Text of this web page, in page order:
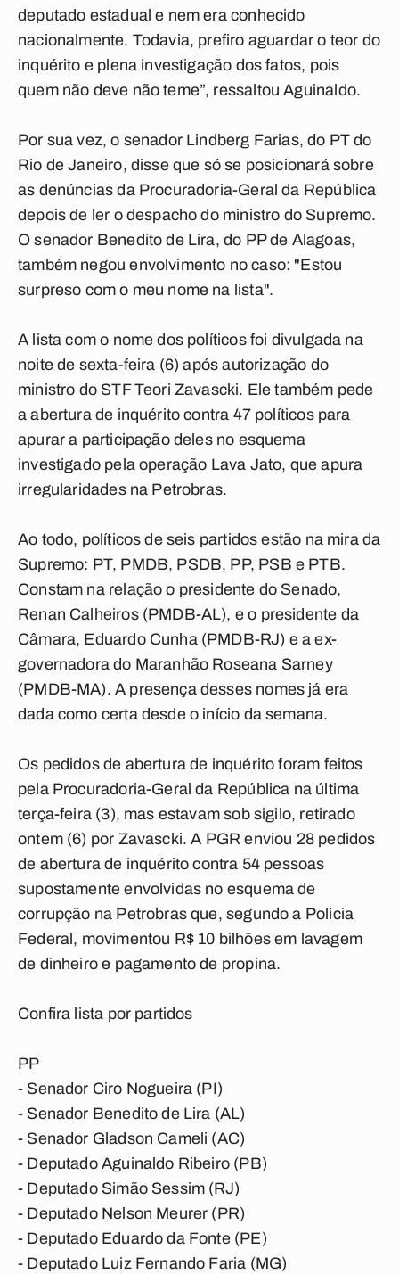
deputado estadual e nem era conhecido
nacionalmente. Todavia, prefiro aguardar o teor do
inquérito e plena investigação dos fatos, pois
quem não deve não teme”, ressaltou Aguinaldo.
Por sua vez, o senador Lindberg Farias, do PT do
Rio de Janeiro, disse que só se posicionará sobre
as denúncias da Procuradoria-Geral da República
depois de ler o despacho do ministro do Supremo.
O senador Benedito de Lira, do PP de Alagoas,
também negou envolvimento no caso: "Estou
surpreso com o meu nome na lista".
A lista com o nome dos políticos foi divulgada na
noite de sexta-feira (6) após autorização do
ministro do STF Teori Zavascki. Ele também pede
a abertura de inquérito contra 47 políticos para
apurar a participação deles no esquema
investigado pela operação Lava Jato, que apura
irregularidades na Petrobras.
Ao todo, políticos de seis partidos estão na mira da
Supremo: PT, PMDB, PSDB, PP, PSB e PTB.
Constam na relação o presidente do Senado,
Renan Calheiros (PMDB-AL), e o presidente da
Câmara, Eduardo Cunha (PMDB-RJ) e a ex-
governadora do Maranhão Roseana Sarney
(PMDB-MA). A presença desses nomes já era
dada como certa desde o início da semana.
Os pedidos de abertura de inquérito foram feitos
pela Procuradoria-Geral da República na última
terça-feira (3), mas estavam sob sigilo, retirado
ontem (6) por Zavascki. A PGR enviou 28 pedidos
de abertura de inquérito contra 54 pessoas
supostamente envolvidas no esquema de
corrupção na Petrobras que, segundo a Polícia
Federal, movimentou R$ 10 bilhões em lavagem
de dinheiro e pagamento de propina.
Confira lista por partidos
PP
- Senador Ciro Nogueira (PI)
- Senador Benedito de Lira (AL)
- Senador Gladson Cameli (AC)
- Deputado Aguinaldo Ribeiro (PB)
- Deputado Simão Sessim (RJ)
- Deputado Nelson Meurer (PR)
- Deputado Eduardo da Fonte (PE)
- Deputado Luiz Fernando Faria (MG)